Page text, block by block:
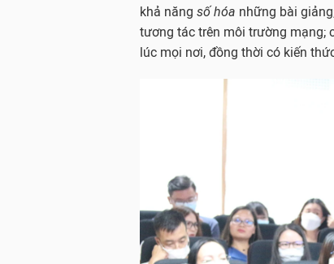
khả năng số hóa những bài
tương tác trên môi trường mạng;
lúc mọi nơi, đồng thời có kiến